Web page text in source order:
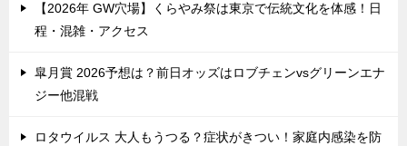
【2026年 GW穴場】くらやみ祭は東京で伝統文化を体感！日
程・混雑・アクセス
皐月賞 2026予想は？前日オッズはロブチェンvsグリーンエナ
ジー他混戦
ロタウイルス 大人もうつる？症状がきつい！家庭内感染を防